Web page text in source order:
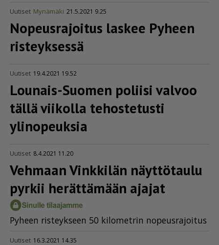
Uutiset Mynämäki 21.5.2021 9.25
Nopeusrajoitus laskee Pyheen
risteyksessä
Uutiset 19.4.2021 19.52
Lounais-Suomen poliisi valvoo
tällä viikolla tehostetusti
ylinopeuksia
Uutiset 8.4.2021 11.20
Vehmaan Vinkkilän näyttötaulu
pyrkii herättämään ajajat
Py­heen ris­teyk­seen 50 ki­lo­met­rin no­peus­ra­joi­tus
Uutiset 16.3.2021 14.35